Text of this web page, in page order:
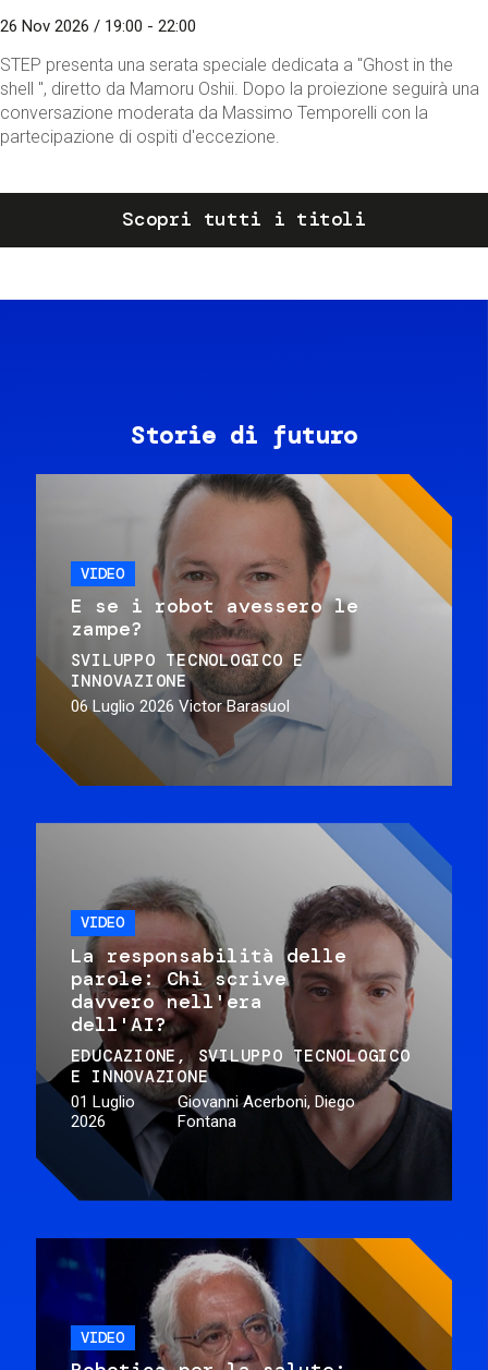
26 Nov 2026 / 19:00 - 22:00
STEP presenta una serata speciale dedicata a "Ghost in the
shell ", diretto da Mamoru Oshii. Dopo la proiezione seguirà una
conversazione moderata da Massimo Temporelli con la
partecipazione di ospiti d'eccezione.
Scopri tutti i titoli
Storie di futuro
VIDEO
E se i robot avessero le
zampe?
SVILUPPO TECNOLOGICO E
INNOVAZIONE
06 Luglio 2026 Victor Barasuol
VIDEO
La responsabilità delle
parole: Chi scrive
davvero nell'era
dell'AI?
EDUCAZIONE
SVILUPPO TECNOLOGICO
E INNOVAZIONE
01 Luglio
2026
Giovanni Acerboni, Diego
Fontana
VIDEO